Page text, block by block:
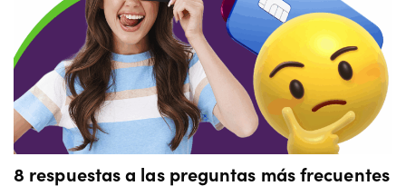
8 respuestas a las preguntas más frecuentes